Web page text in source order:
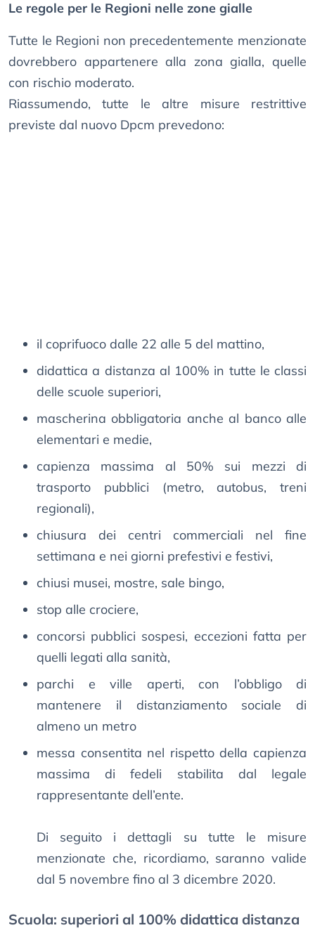
Le regole per le Regioni nelle zone gialle
Tutte le Regioni non precedentemente menzionate
dovrebbero appartenere alla zona gialla, quelle
con rischio moderato.
Riassumendo, tutte le altre misure restrittive
previste dal nuovo Dpcm prevedono:
il coprifuoco dalle 22 alle 5 del mattino,
didattica a distanza al 100% in tutte le classi
delle scuole superiori,
mascherina obbligatoria anche al banco alle
elementari e medie,
capienza massima al 50% sui mezzi di
trasporto pubblici (metro, autobus, treni
regionali),
chiusura dei centri commerciali nel fine
settimana e nei giorni prefestivi e festivi,
chiusi musei, mostre, sale bingo,
stop alle crociere,
concorsi pubblici sospesi, eccezioni fatta per
quelli legati alla sanità,
parchi e ville aperti, con l’obbligo di
mantenere il distanziamento sociale di
almeno un metro
messa consentita nel rispetto della capienza
massima di fedeli stabilita dal legale
rappresentante dell’ente.
Di seguito i dettagli su tutte le misure
menzionate che, ricordiamo, saranno valide
dal 5 novembre fino al 3 dicembre 2020.
Scuola: superiori al 100% didattica distanza